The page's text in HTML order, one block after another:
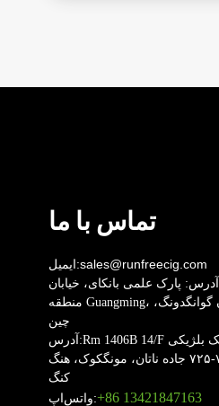
تماس با ما
ایمیل:sales@runfreecig.com
آدرس: پارک علمی بانکای، خیابان Fenghuang،
منطقه Guangming، شنژن، استان گوانگدونگ،
چین
آدرس:Rm 1406B 14/F ساختمان بانک بلژیکی
شماره ۷۲۱-۷۲۵ جاده ناتان، مونگکوک، هنگ
کنگ
واتس‌اپ:‎+86 13421847163‎